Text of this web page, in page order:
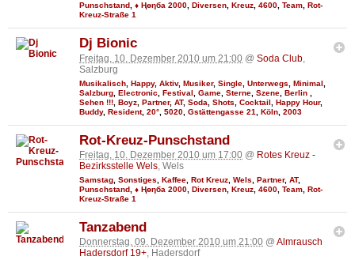
Punschstand, ♦ Ңөηба 2000, Diversen, Kreuz, 4600, Team, Rot-
Kreuz-Straße 1
Dj Bionic
Freitag, 10. Dezember 2010 um 21:00 @ Soda Club
Salzburg
Musikalisch Happy, Aktiv, Musiker, Single Unterwegs Minimal
Salzburg Electronic Festival Game Sterne Szene Berlin
Sehen !!! Boyz Partner, AT, Soda Shots Cocktail Happy Hour,
Buddy, Resident, 20° 5020 Gstättengasse 21 Köln 2003
Rot-Kreuz-Punschstand
Freitag, 10. Dezember 2010 um 17:00 @ Rotes Kreuz -
Bezirksstelle Wels, Wels
Samstag Sonstiges Kaffee Rot Kreuz Wels Partner, AT,
Punschstand ♦ Ңөηба 2000 Diversen Kreuz 4600 Team Rot-
Kreuz-Straße 1
Tanzabend
Donnerstag, 09. Dezember 2010 um 21:00 @ Almrausch
Hadersdorf 19+, Hadersdorf